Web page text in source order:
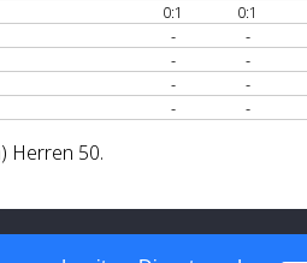
0:1 0:1
- -
- -
- -
- -
Herren 50.